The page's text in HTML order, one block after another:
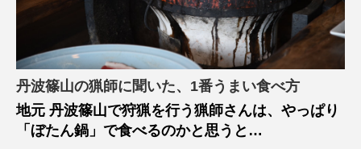
丹波篠山の猟師に聞いた、1番うまい食べ方
地元 丹波篠山で狩猟を行う猟師さんは、やっぱり
「ぼたん鍋」で食べるのかと思うと…